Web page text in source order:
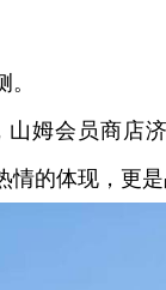
会员商店济
情的体现，更